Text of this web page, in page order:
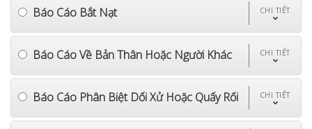
Báo Cáo Bắt Nạt CHI TIẾT
Báo Cáo Về Bản Thân Hoặc Người Khác CHI TIẾT
Báo Cáo Phân Biệt Dối Xử Hoặc Quấy Rối CHI TIẾT